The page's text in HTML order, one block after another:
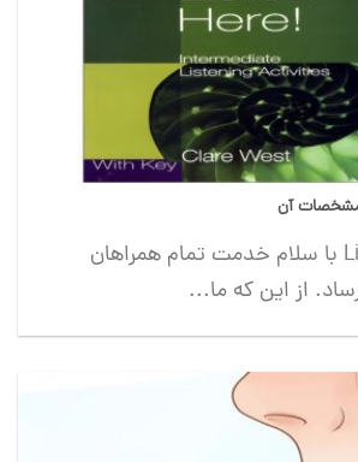
کتاب Listen Here با سلام خدمت تمام همراهان
از این که ما...